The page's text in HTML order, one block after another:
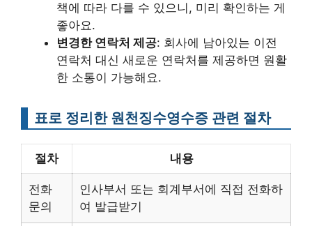
책에 따라 다를 수 있으니, 미리 확인하는 게
좋아요.
변경한 연락처 제공: 회사에 남아있는 이전
연락처 대신 새로운 연락처를 제공하면 원활
한 소통이 가능해요.
표로 정리한 원천징수영수증 관련 절차
절차 내용
전화
문의
인사부서 또는 회계부서에 직접 전화하
여 발급받기